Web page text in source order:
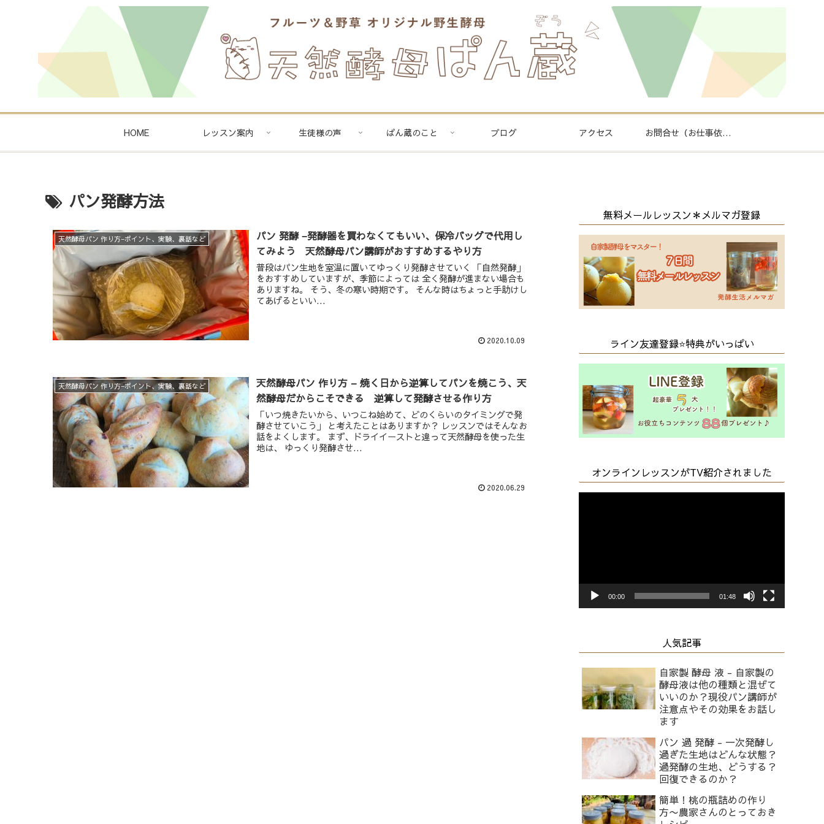
HOME レッスン案内 生徒様の声 ぱん蔵のこと ブログ アクセス お問合せ（お仕事依頼
パン発酵方法
天然酵母パン 作り方−ポイント、実験、裏話など
パン 発酵 −発酵器を買わなくてもいい、保冷バッグで代用し
てみよう 天然酵母パン講師がおすすめするやり方
普段はパン生地を室温に置いてゆっくり発酵させていく 「自然発酵」
をおすすめしていますが、季節によっては 全く発酵が進まない場合も
ありますね。 そう、冬の寒い時期です。 そんな時はちょっと手助けし
てあげるといい...
2020.10.09
天然酵母パン 作り方−ポイント、実験、裏話など
天然酵母パン 作り方 – 焼く日から逆算してパンを焼こう、天
然酵母だからこそできる 逆算して発酵させる作り方
「いつ焼きたいから、いつこね始めて、どのくらいのタイミングで発
酵させていこう」 と考えたことはありますか？ レッスンではそんなお
話をよくします。 まず、ドライイーストと違って天然酵母を使った生
地は、 ゆっくり発酵させ...
2020.06.29
無料メールレッスン＊メルマガ登録
ライン友達登録⭐️特典がいっぱい
オンラインレッスンがTV紹介されました
ー
00:00 01:48
人気記事
自家製 酵母 液 - 自家製の
酵母液は他の種類と混ぜて
いいのか？現役パン講師が
注意点やその効果をお話し
ます
パン 過 発酵 - 一次発酵し
過ぎた生地はどんな状態？
過発酵の生地、どうする？
回復できるのか？
簡単！桃の瓶詰めの作り
方〜農家さんのとっておき